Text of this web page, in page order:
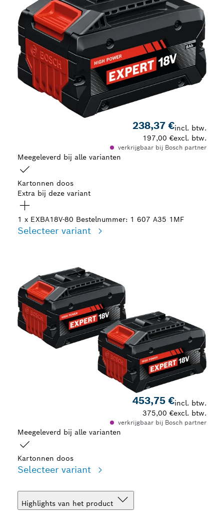
238,37 €incl. btw.
197,00 €excl. btw.
verkrijgbaar bij Bosch partner
Meegeleverd bij alle varianten
Kartonnen doos
Extra bij deze variant
1 x EXBA18V-80 Bestelnummer: 1 607 A35 1MF
Selecteer variant
453,75 €incl. btw.
375,00 €excl. btw.
verkrijgbaar bij Bosch partner
Meegeleverd bij alle varianten
Kartonnen doos
Selecteer variant
Highlights van het product